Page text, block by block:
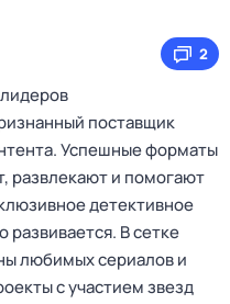
2
поставщик
Успешные форматы
развлекают и помогают
детективное
В сетке
любимых сериалов и
с участием звезд